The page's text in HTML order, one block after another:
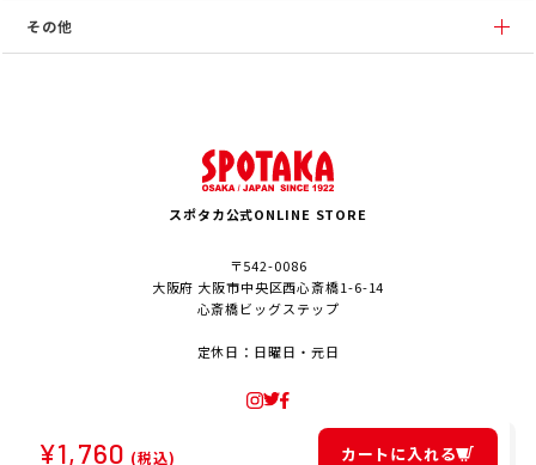
その他
スポタカ公式ONLINE STORE
〒542-0086
大阪府 大阪市中央区西心斎橋1-6-14
心斎橋ビッグステップ
定休日：日曜日・元日
© SPOTAKA Corporation. All Rights Reserved.
¥1,760 (税込) カートに入れる